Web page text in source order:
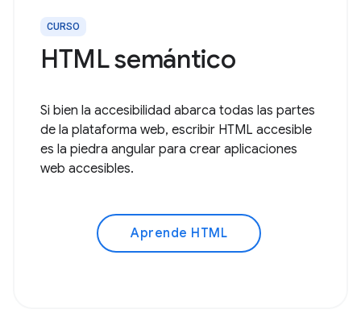
CURSO
HTML semántico
Si bien la accesibilidad abarca todas las partes
de la plataforma web, escribir HTML accesible
es la piedra angular para crear aplicaciones
web accesibles.
Aprende HTML